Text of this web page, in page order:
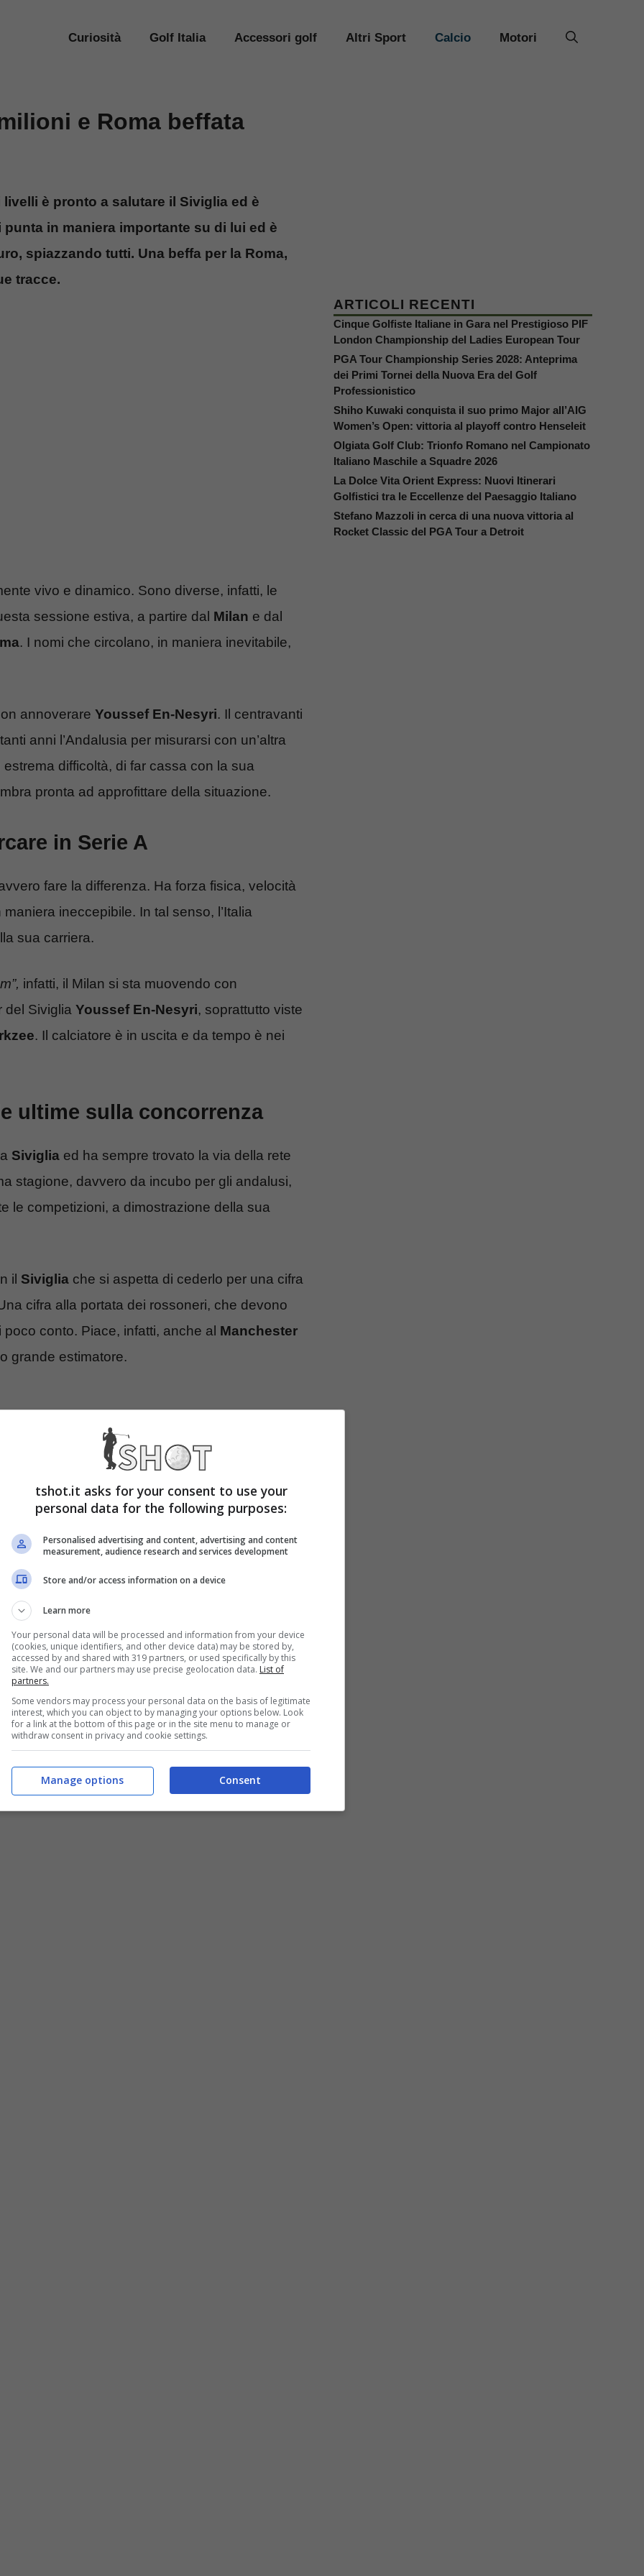
Curiosità Golf Italia Accessori golf Altri Sport Calcio Motori
e Roma beffata
è pronto a salutare il Siviglia ed è
in maniera importante su di lui ed è
spiazzando tutti. Una beffa per la Roma,
tracce.
vivo e dinamico. Sono diverse, infatti, le
sessione estiva, a partire dal Milan e dal
. I nomi che circolano, in maniera inevitabile,
annoverare Youssef En-Nesyri. Il centravanti
anni l’Andalusia per misurarsi con un’altra
difficoltà, di far cassa con la sua
pronta ad approfittare della situazione.
in Serie A
fare la differenza. Ha forza fisica, velocità
ineccepibile. In tal senso, l’Italia
sua carriera.
infatti, il Milan si sta muovendo con
del Siviglia Youssef En-Nesyri, soprattutto viste
. Il calciatore è in uscita e da tempo è nei
ultime sulla concorrenza
a Siviglia ed ha sempre trovato la via della rete
stagione, davvero da incubo per gli andalusi,
le competizioni, a dimostrazione della sua
il Siviglia che si aspetta di cederlo per una cifra
cifra alla portata dei rossoneri, che devono
conto. Piace, infatti, anche al Manchester
grande estimatore.
ARTICOLI RECENTI
Cinque Golfiste Italiane in Gara nel Prestigioso PIF
London Championship del Ladies European Tour
PGA Tour Championship Series 2028: Anteprima
dei Primi Tornei della Nuova Era del Golf
Professionistico
Shiho Kuwaki conquista il suo primo Major all’AIG
Women’s Open: vittoria al playoff contro Henseleit
Olgiata Golf Club: Trionfo Romano nel Campionato
Italiano Maschile a Squadre 2026
La Dolce Vita Orient Express: Nuovi Itinerari
Golfistici tra le Eccellenze del Paesaggio Italiano
Stefano Mazzoli in cerca di una nuova vittoria al
Rocket Classic del PGA Tour a Detroit
tshot.it asks for your consent to use your
personal data for the following purposes:
Personalised advertising and content, advertising and content
measurement, audience research and services development
Store and/or access information on a device
Learn more
Your personal data will be processed and information from your device
(cookies, unique identifiers, and other device data) may be stored by,
accessed by and shared with 319 partners, or used specifically by this
site. We and our partners may use precise geolocation data. List of
partners.
Some vendors may process your personal data on the basis of legitimate
interest, which you can object to by managing your options below. Look
for a link at the bottom of this page or in the site menu to manage or
withdraw consent in privacy and cookie settings.
Consent
Manage options